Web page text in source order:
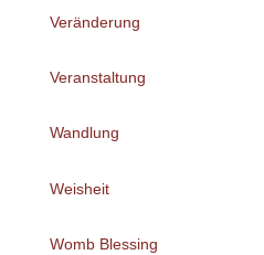
Veränderung
Veranstaltung
Wandlung
Weisheit
Womb Blessing